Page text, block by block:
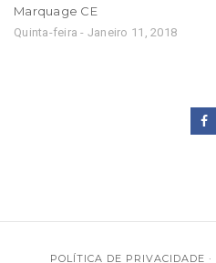
Marquage CE
Quinta-feira - Janeiro 11, 2018
POLÍTICA DE PRIVACIDADE ·